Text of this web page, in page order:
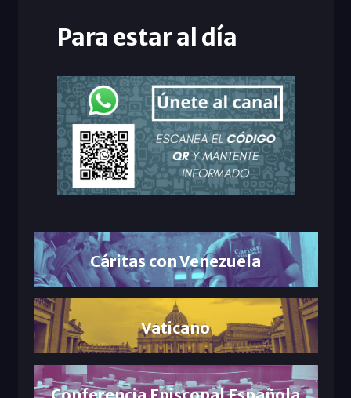
Para estar al día
Cáritas con Venezuela
Vaticano
Conferencia Episcopal Española